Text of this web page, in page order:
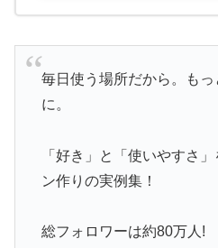
毎日使う場所だから。も
に。
「好き」と「使いやすさ
ン作りの実例集！
総フォロワーは約80万人!